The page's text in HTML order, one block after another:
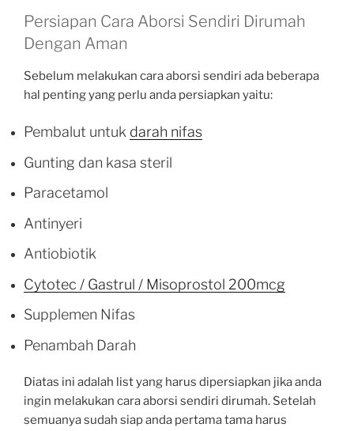
Persiapan Cara Aborsi Sendiri Dirumah
Dengan Aman
Sebelum melakukan cara aborsi sendiri ada beberapa
hal penting yang perlu anda persiapkan yaitu:
Pembalut untuk darah nifas
Gunting dan kasa steril
Paracetamol
Antinyeri
Antiobiotik
Cytotec / Gastrul / Misoprostol 200mcg
Supplemen Nifas
Penambah Darah
Diatas ini adalah list yang harus dipersiapkan jika anda
ingin melakukan cara aborsi sendiri dirumah. Setelah
semuanya sudah siap anda pertama tama harus